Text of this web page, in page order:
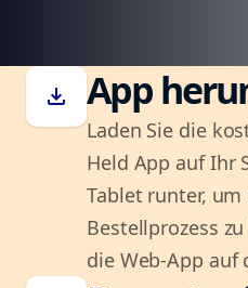
download App
Laden Sie die
Held App auf Ihr
Tablet runter,
Bestellprozess
die Web-App auf